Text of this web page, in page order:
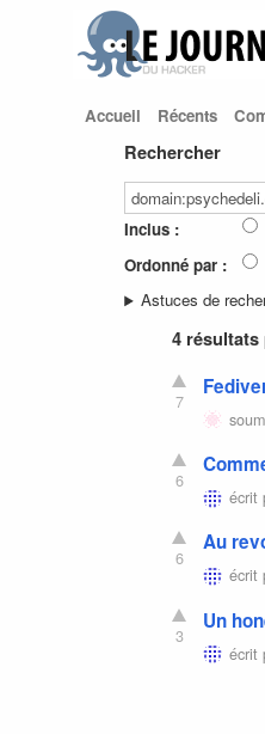
Accueil Récents
Rechercher
Inclus :
Ordonné par :
Astuces de
4
7
6
écrit
6
Au
écrit
3
Un
écrit